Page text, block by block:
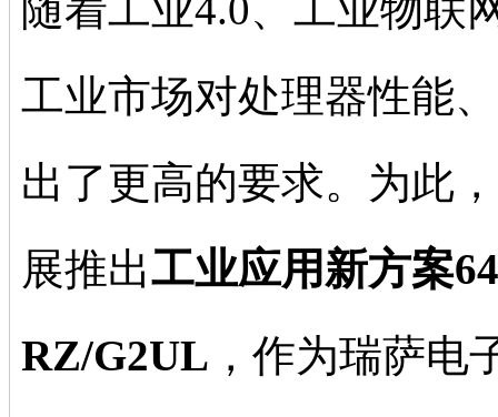
随着工业4.0、工业物联
工业市场对处理器性能
出了更高的要求。为此
展推出工业应用新方案
RZ/G2UL ，作为瑞萨电